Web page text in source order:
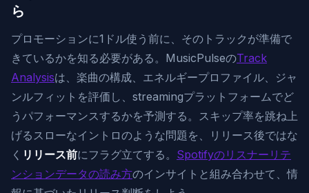
ら
プロモーションに1ドル使う前に、そのトラックが準備で
きているかを知る必要がある。MusicPulseのTrack
Analysisは、楽曲の構成、エネルギープロファイル、ジャ
ンルフィットを評価し、streamingプラットフォームでど
うパフォーマンスするかを予測する。スキップ率を跳ね上
げるスローなイントロのような問題を、リリース後ではな
く リリース前にフラグ立てする。 Spotifyのリスナーリテ
ンションデータの読み方のインサイトと組み合わせて、情